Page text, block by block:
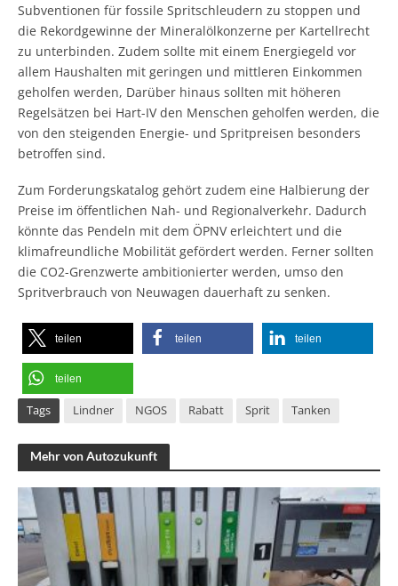
Subventionen für fossile Spritschleudern zu stoppen und
die Rekordgewinne der Mineralölkonzerne per Kartellrecht
zu unterbinden. Zudem sollte mit einem Energiegeld vor
allem Haushalten mit geringen und mittleren Einkommen
geholfen werden, Darüber hinaus sollten mit höheren
Regelsätzen bei Hart-IV den Menschen geholfen werden, die
von den steigenden Energie- und Spritpreisen besonders
betroffen sind.
Zum Forderungskatalog gehört zudem eine Halbierung der
Preise im öffentlichen Nah- und Regionalverkehr. Dadurch
könnte das Pendeln mit dem ÖPNV erleichtert und die
klimafreundliche Mobilität gefördert werden. Ferner sollten
die CO2-Grenzwerte ambitionierter werden, umso den
Spritverbrauch von Neuwagen dauerhaft zu senken.
teilen teilen teilen
teilen
Tags Lindner NGOS Rabatt Sprit Tanken
Mehr von Autozukunft